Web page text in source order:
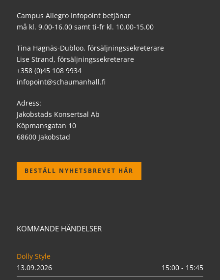
Campus Allegro Infopoint betjänar
må kl. 9.00-16.00 samt ti-fr kl. 10.00-15.00
Tina Hagnäs-Dubloo, försäljningssekreterare
Lise Strand, försäljningssekreterare
+358 (0)45 108 9934
infopoint@schaumanhall.fi
Adress:
Jakobstads Konsertsal Ab
Köpmansgatan 10
68600 Jakobstad
BESTÄLL NYHETSBREVET HÄR
KOMMANDE HÄNDELSER
Dolly Style
13.09.2026
15:00 - 15:45